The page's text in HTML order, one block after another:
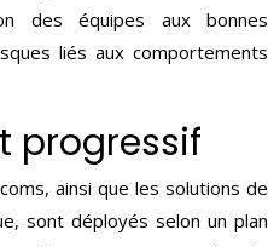
des équipes aux bonnes
liés aux comportements
progressif
ainsi que les solutions de
sont déployés selon un plan